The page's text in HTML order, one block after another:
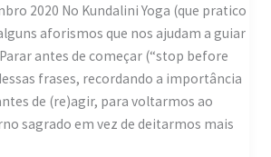
2020 No Kundalini Yoga (que pratico
aforismos que nos ajudam a guiar
antes de começar (“stop before
frases, recordando a importância
de (re)agir, para voltarmos ao
sagrado em vez de deitarmos mais